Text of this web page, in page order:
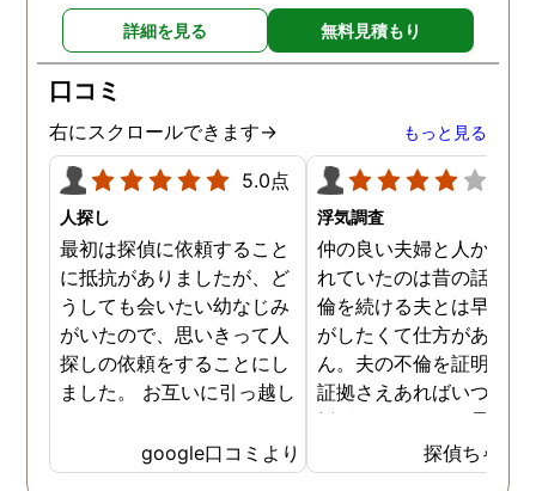
の実態がレポートや写真、
動画データで明らかにされ
ていました。お試しのつも
りで依頼した浮気調査でし
たが、想像以上に精度に正
直驚かされました。
て頂きました。
詳細を見る 無料見積もり
口コミ
右にスクロールできます→ もっと見る
5.0点
人探し
最初は探偵に依頼すること
に抵抗がありましたが、ど
うしても会いたい幼なじみ
がいたので、思いきって人
探しの依頼をすることにし
ました。 お互いに引っ越し
いる情報も少なかったの
で、難しいかなと思ってい
google口コミより
浮気調査
仲の良い夫婦と人から言
れていたのは昔の話で、
倫を続ける夫とは早く離
がしたくて仕方がありま
ん。夫の不倫を証明でき
証拠さえあればいつでも
婚ができるのにと愚痴を
ぼしていると、姉が探偵
不倫の証拠集めを依頼し
探偵ちゃん